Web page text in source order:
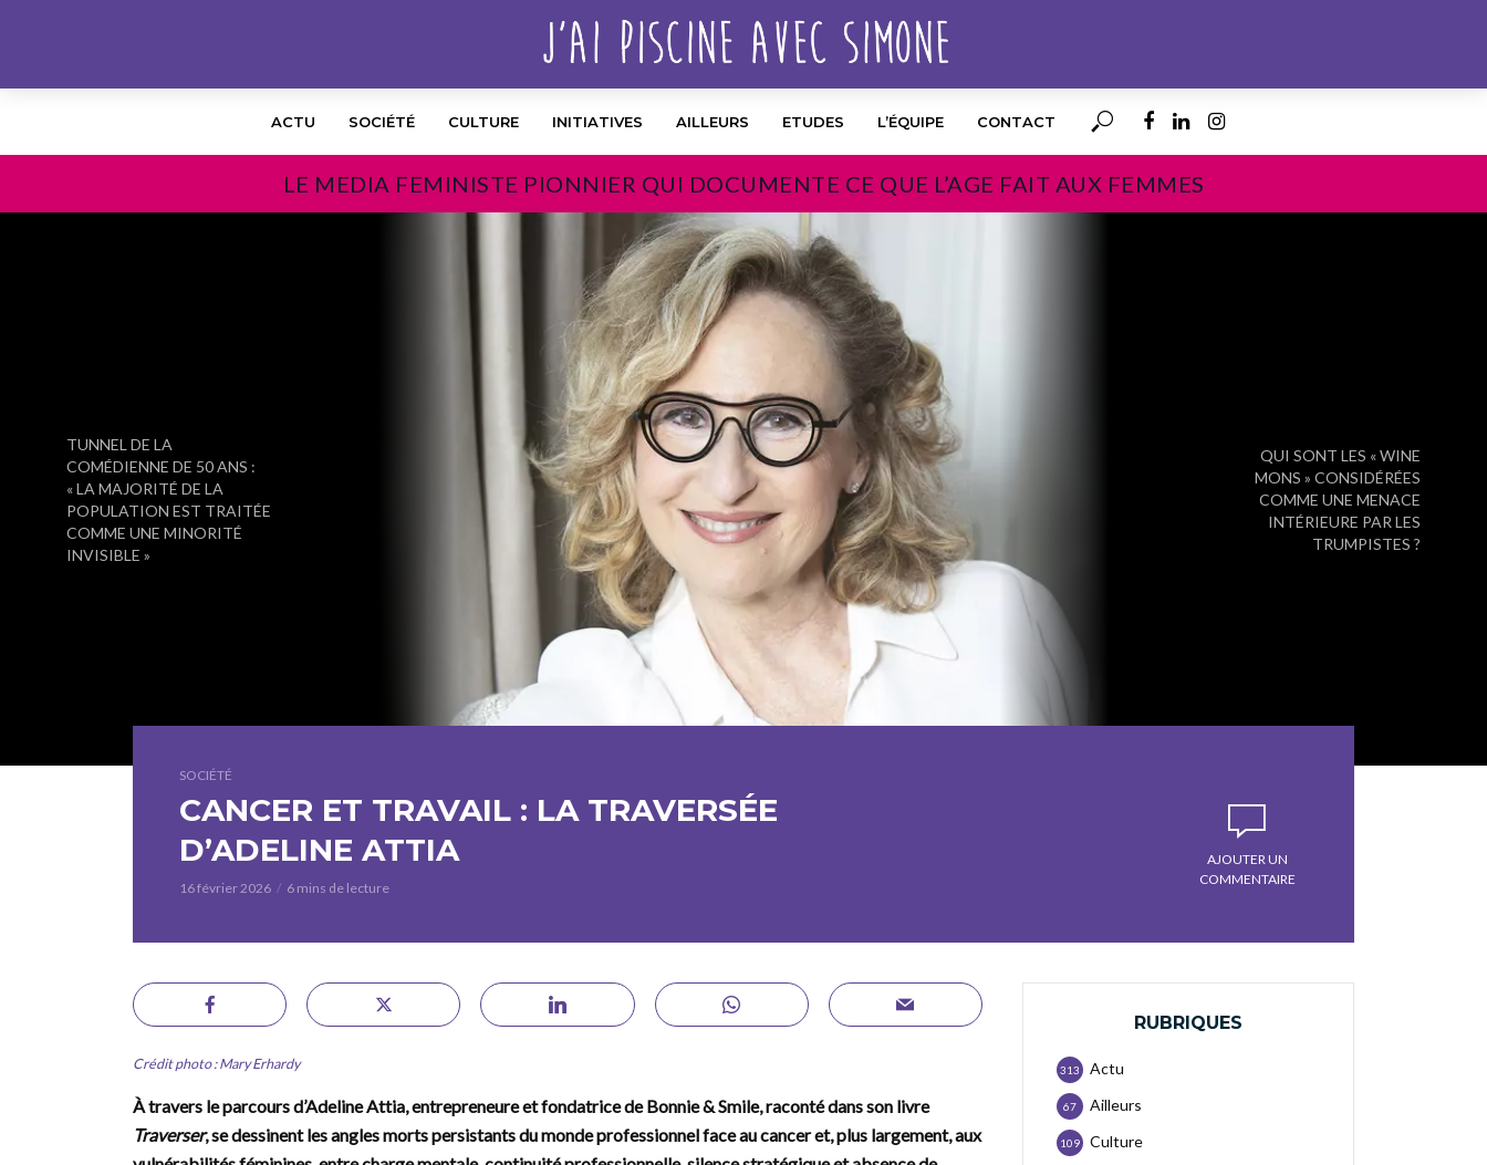
ACTU SOCIÉTÉ CULTURE INITIATIVES AILLEURS ETUDES L’ÉQUIPE CONTACT
LE MEDIA FEMINISTE PIONNIER QUI DOCUMENTE CE QUE L’AGE FAIT AUX FEMMES
TUNNEL DE LA
COMÉDIENNE DE 50 ANS :
« LA MAJORITÉ DE LA
POPULATION EST TRAITÉE
COMME UNE MINORITÉ
INVISIBLE »
QUI SONT LES « WINE
MONS » CONSIDÉRÉES
COMME UNE MENACE
INTÉRIEURE PAR LES
TRUMPISTES ?
SOCIÉTÉ
CANCER ET TRAVAIL : LA TRAVERSÉE
D’ADELINE ATTIA
16 février 2026 6 mins de lecture
AJOUTER UN
COMMENTAIRE
Crédit photo : Mary Erhardy
À travers le parcours d’Adeline Attia, entrepreneure et fondatrice de Bonnie & Smile, raconté dans son livre
Traverser, se dessinent les angles morts persistants du monde professionnel face au cancer et, plus largement, aux
RUBRIQUES
Actu
313
Ailleurs
67
Culture
109